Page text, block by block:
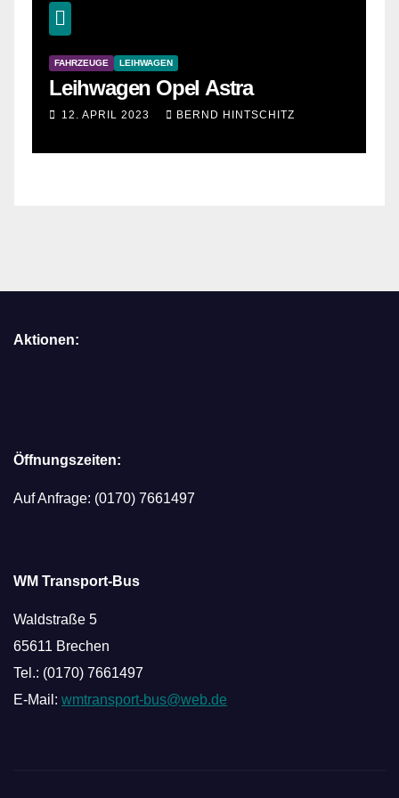
FAHRZEUGE LEIHWAGEN
Leihwagen Opel Astra
12. APRIL 2023 BERND HINTSCHITZ
Aktionen:
Öffnungszeiten:
Auf Anfrage: (0170) 7661497
WM Transport-Bus
Waldstraße 5
65611 Brechen
Tel.: (0170) 7661497
E-Mail: wmtransport-bus@web.de